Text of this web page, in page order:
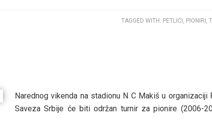
TAGGED WITH: PETLIĆI , PIONIRI ,
Narednog vikenda na stadionu N C Makiš u organizaciji
Saveza Srbije će biti održan turnir za pionire (2006-